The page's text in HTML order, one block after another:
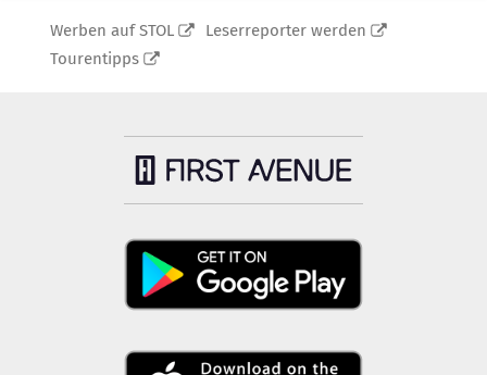
Werben auf STOL
Leserreporter werden
Tourentipps